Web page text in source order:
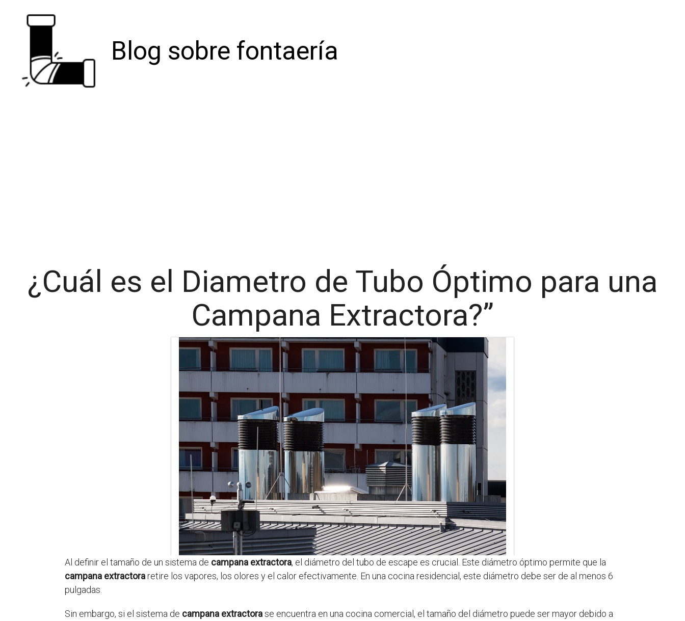
Blog sobre fontaería
¿Cuál es el Diametro de Tubo Óptimo para una
Campana Extractora?”
Al definir el tamaño de un sistema de campana extractora, el diámetro del tubo de escape es crucial. Este diámetro óptimo permite que la
campana extractoraretire los vapores, los olores y el calor efectivamente. En una cocina residencial, este diámetro debe ser de al menos 6
pulgadas.
Sin embargo, si el sistema de campana extractorase encuentra en una cocina comercial, el tamaño del diámetro puede ser mayor debido a